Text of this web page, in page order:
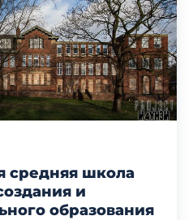
средняя школа
и
образования